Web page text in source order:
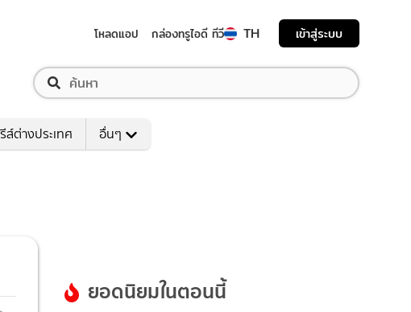
โหลดแอป กล่องทรูไอดี ทีวี TH เข้าสู่ระบบ
ส์ต่างประเทศ อื่นๆ
ยอดนิยมในตอนนี้